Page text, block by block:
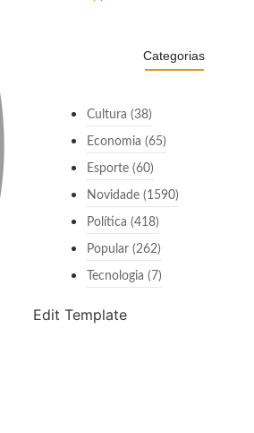
Categorias
Cultura (38)
Economia (65)
Esporte(60)
Novidade(1590)
Política (418)
Popular(262)
Tecnologia (7)
Edit Template